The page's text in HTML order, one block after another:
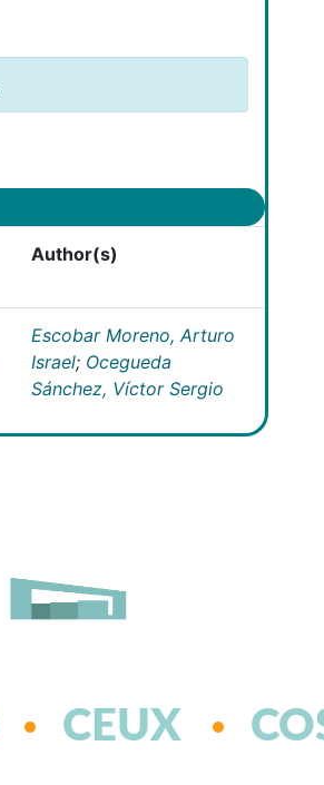
Author(s)
Escobar Moreno, Arturo
Israel; Ocegueda
Sánchez, Víctor Sergio
CEUX